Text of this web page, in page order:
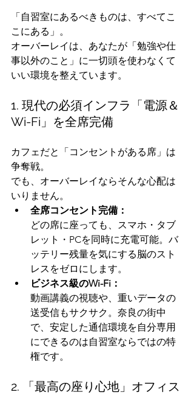
「自習室にあるべきものは、すべてこ
こにある」。
オーバーレイは、あなたが「勉強や仕
事以外のこと」に一切頭を使わなくて
いい環境を整えています。
1. 現代の必須インフラ「電源＆
Wi-Fi」を全席完備
カフェだと「コンセントがある席」は
争奪戦。
でも、オーバーレイならそんな心配は
いりません。
全席コンセント完備：
どの席に座っても、スマホ・タブ
レット・PCを同時に充電可能。バ
ッテリー残量を気にする脳のスト
レスをゼロにします。
ビジネス級のWi-Fi：
動画講義の視聴や、重いデータの
送受信もサクサク。奈良の街中
で、安定した通信環境を自分専用
にできるのは自習室ならではの特
権です。
2. 「最高の座り心地」オフィス